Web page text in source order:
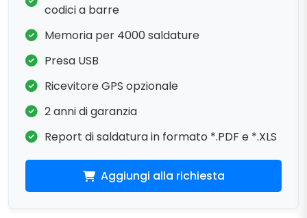
codici a barre
Memoria per 4000 saldature
Presa USB
Ricevitore GPS opzionale
2 anni di garanzia
Report di saldatura in formato *.PDF e *.XLS
Aggiungi alla richiesta